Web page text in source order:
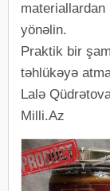
materiallardan
yönəlin.
Praktik bir
təhlükəyə
Lalə
Milli.Az